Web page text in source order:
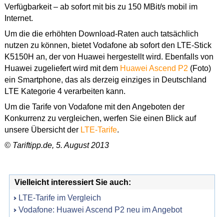
Verfügbarkeit – ab sofort mit bis zu 150 MBit/s mobil im
Internet.
Um die die erhöhten Download-Raten auch tatsächlich
nutzen zu können, bietet Vodafone ab sofort den LTE-Stick
K5150H an, der von Huawei hergestellt wird. Ebenfalls von
Huawei zugeliefert wird mit dem Huawei Ascend P2 (Foto)
ein Smartphone, das als derzeig einziges in Deutschland
LTE Kategorie 4 verarbeiten kann.
Um die Tarife von Vodafone mit den Angeboten der
Konkurrenz zu vergleichen, werfen Sie einen Blick auf
unsere Übersicht der LTE-Tarife.
© Tariftipp.de, 5. August 2013
Vielleicht interessiert Sie auch:
LTE-Tarife im Vergleich
Vodafone: Huawei Ascend P2 neu im Angebot